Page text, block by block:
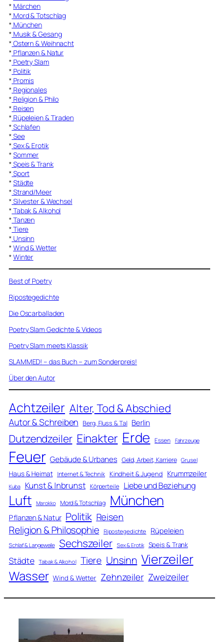
* Märchen
* Mord & Totschlag
* München
* Musik & Gesang
* Ostern & Weihnacht
* Pflanzen & Natur
* Poetry Slam
* Politik
* Promis
* Regionales
* Religion & Philo
* Reisen
* Rüpeleien & Tiraden
* Schlafen
* See
* Sex & Erotik
* Sommer
* Speis & Trank
* Sport
* Städte
* Strand/Meer
* Silvester & Wechsel
* Tabak & Alkohol
* Tanzen
* Tiere
* Unsinn
* Wind & Wetter
* Winter
Best of Poetry
Ripostegedichte
Die Oscarballaden
Poetry Slam Gedichte & Videos
Poetry Slam meets Klassik
SLAMMED! – das Buch – zum Sonderpreis!
Über den Autor
Achtzeiler Alter, Tod & Abschied
Autor & Schreiben Berg, Fluss & Tal Berlin
Dutzendzeiler Einakter Erde Essen Fahrzeuge
Feuer Gebäude & Urbanes Geld, Arbeit, Karriere Grusel
Haus & Heimat Internet & Technik Kindheit & Jugend Krummzeiler
Kuba Kunst & Inbrunst Körperteile Liebe und Beziehung
Luft Marokko Mord & Totschlag München
Pflanzen & Natur Politik Reisen
Religion & Philosophie Ripostegedichte Rüpeleien
Schlaf & Langeweile Sechszeiler Sex & Erotik Speis & Trank
Städte Tabak & Alkohol Tiere Unsinn Vierzeiler
Wasser Wind & Wetter Zehnzeiler Zweizeiler